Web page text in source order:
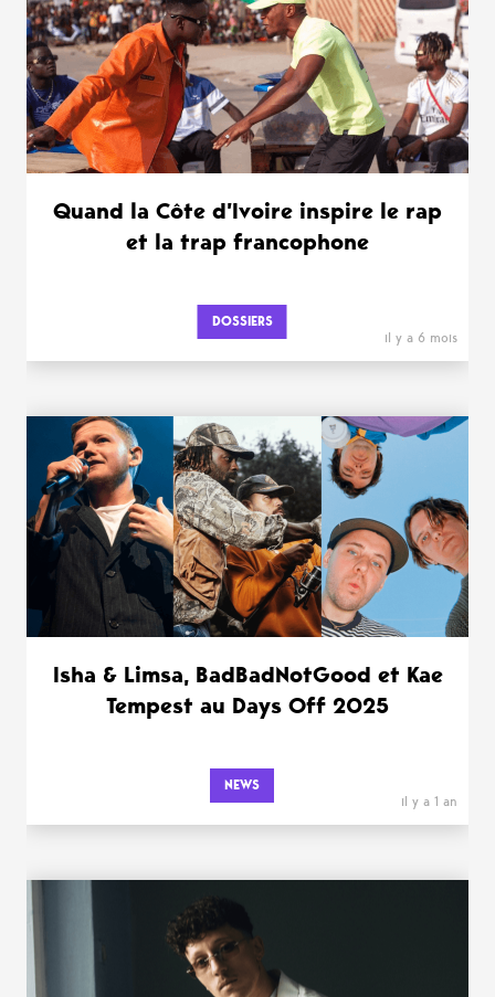
Quand la Côte d’Ivoire inspire le rap
et la trap francophone
DOSSIERS
il y a 6 mois
Isha & Limsa, BadBadNotGood et Kae
Tempest au Days Off 2025
NEWS
il y a 1 an